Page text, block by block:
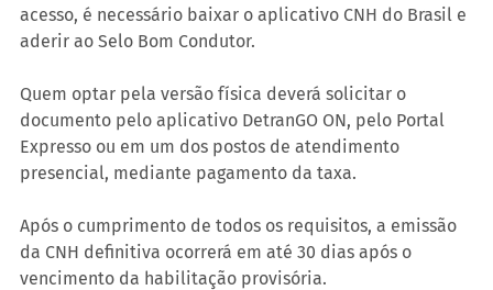
acesso, é necessário baixar o aplicativo CNH do Brasil e
aderir ao Selo Bom Condutor.
Quem optar pela versão física deverá solicitar o
documento pelo aplicativo DetranGO ON, pelo Portal
Expresso ou em um dos postos de atendimento
presencial, mediante pagamento da taxa.
Após o cumprimento de todos os requisitos, a emissão
da CNH definitiva ocorrerá em até 30 dias após o
vencimento da habilitação provisória.